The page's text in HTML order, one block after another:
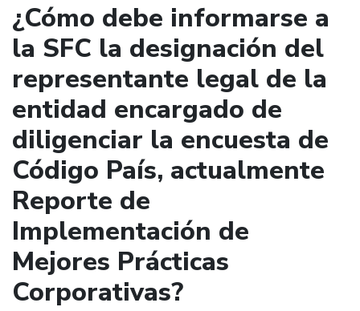
¿Cómo debe informarse a
la SFC la designación del
representante legal de la
entidad encargado de
diligenciar la encuesta de
Código País, actualmente
Reporte de
Implementación de
Mejores Prácticas
Corporativas?